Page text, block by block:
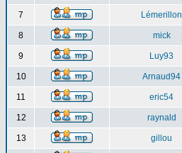
7 Lémerillon
8 mick
9 Luy93
10 Arnaud94
11 eric54
12 raynald
13 gillou